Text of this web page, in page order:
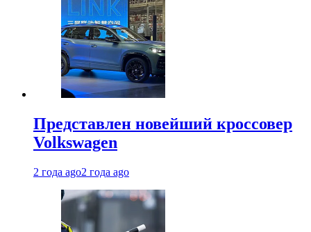
Представлен новейший кроссовер
Volkswagen
2 года ago2 года ago